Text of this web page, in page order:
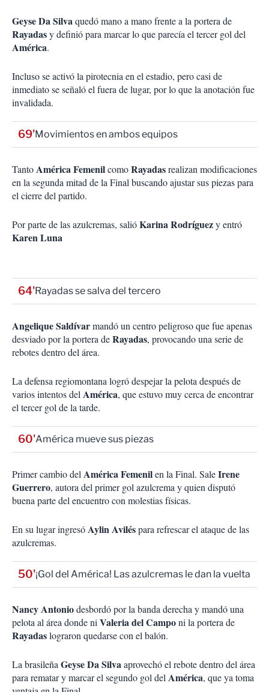
Geyse Da Silvaquedó mano a mano frente a la portera de
Rayadasy definió para marcar lo que parecía el tercer gol del
América.
Incluso se activó la pirotecnia en el estadio, pero casi de
inmediato se señaló el fuera de lugar, por lo que la anotación fue
invalidada.
69'Movimientos en ambos equipos
TantoAmérica FemenilcomoRayadasrealizan modificaciones
en la segunda mitad de la Final buscando ajustar sus piezas para
el cierre del partido.
Por parte de las azulcremas, salióKarina Rodríguezy entró
Karen Luna
64'Rayadas se salva del tercero
Angelique Saldívarmandó un centro peligroso que fue apenas
desviado por la portera deRayadas, provocando una serie de
rebotes dentro del área.
La defensa regiomontana logró despejar la pelota después de
varios intentos delAmérica, que estuvo muy cerca de encontrar
el tercer gol de la tarde.
60'América mueve sus piezas
Primer cambio delAmérica Femenilen la Final. SaleIrene
Guerrero, autora del primer gol azulcrema y quien disputó
buena parte del encuentro con molestias físicas.
En su lugar ingresóAylin Aviléspara refrescar el ataque de las
azulcremas.
50'¡Gol del América! Las azulcremas le dan la vuelta
Nancy Antoniodesbordó por la banda derecha y mandó una
pelota al área donde niValeria del Camponi la portera de
Rayadaslograron quedarse con el balón.
La brasileñaGeyse Da Silvaaprovechó el rebote dentro del área
para rematar y marcar el segundo gol delAmérica, que ya toma